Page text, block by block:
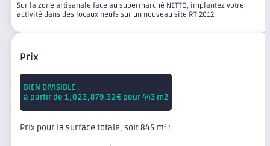
Sur la zone artisanale face au supermarché NETTO, implantez votre
activité dans des locaux neufs sur un nouveau site RT 2012.
Prix
BIEN DIVISIBLE :
à partir de 1,023,879.32€ pour 443 m2
Prix pour la surface totale, soit 845 m2 :